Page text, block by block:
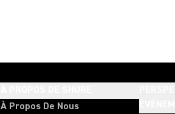
À Propos De Nous